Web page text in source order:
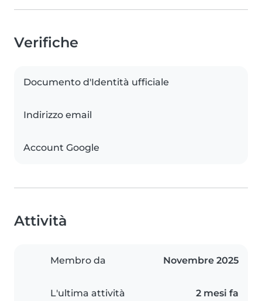
Verifiche
Documento d'Identità ufficiale
Indirizzo email
Account Google
Attività
Membro da Novembre 2025
L'ultima attività 2 mesi fa